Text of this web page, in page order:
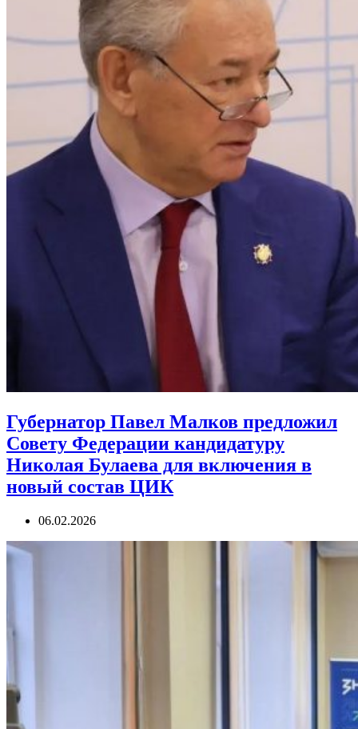
Губернатор Павел Малков предложил
Совету Федерации кандидатуру
Николая Булаева для включения в
новый состав ЦИК
06.02.2026